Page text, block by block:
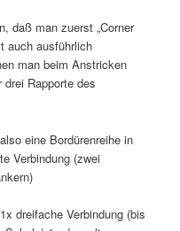
daß man zuerst „Corner
auch ausführlich
man beim Anstricken
Rapporte des
eine Bordürenreihe in
Verbindung (zwei
dreifache Verbindung (bis